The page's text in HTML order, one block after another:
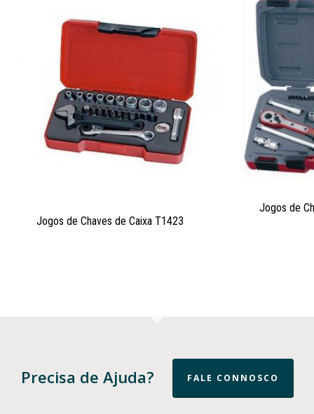
Jogos de Chaves de Caixa T1423
Jogos de
Precisa de Ajuda? FALE CONNOSCO